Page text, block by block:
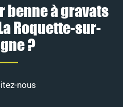
benne à gravats
Roquette-sur-
?
nous